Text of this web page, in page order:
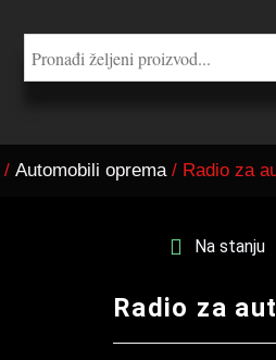
/ Automobili oprema/ Radio za
Na stanju
Radio za